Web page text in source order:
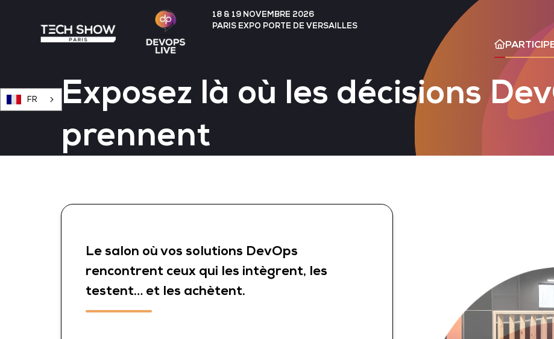
18 & 19 NOVEMBRE 2026
PARIS EXPO PORTE DE VERSAILLES
FR
Exposez là où les décisions
prennent
Le salon où vos solutions DevOps
rencontrent ceux qui les intègrent, les
testent… et les achètent.